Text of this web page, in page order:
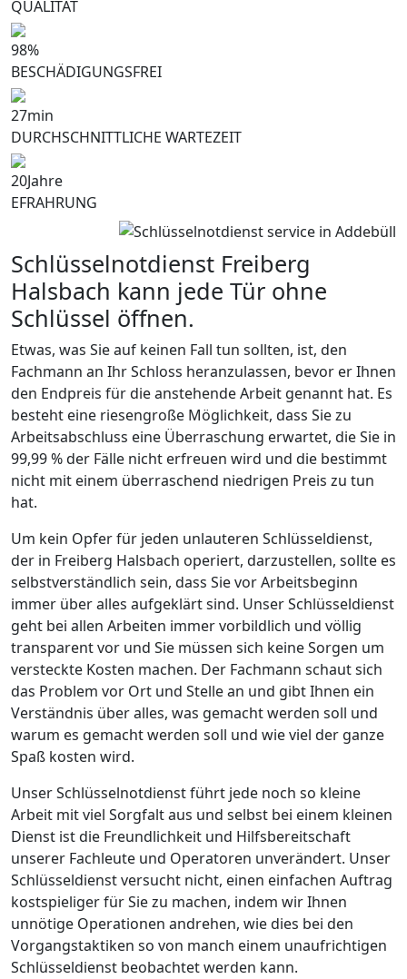
QUALITÄT
98%
BESCHÄDIGUNGSFREI
27min
DURCHSCHNITTLICHE WARTEZEIT
20Jahre
EFRAHRUNG
Schlüsselnotdienst Freiberg
Halsbach kann jede Tür ohne
Schlüssel öffnen.
Etwas, was Sie auf keinen Fall tun sollten, ist, den
Fachmann an Ihr Schloss heranzulassen, bevor er Ihnen
den Endpreis für die anstehende Arbeit genannt hat. Es
besteht eine riesengroße Möglichkeit, dass Sie zu
Arbeitsabschluss eine Überraschung erwartet, die Sie in
99,99 % der Fälle nicht erfreuen wird und die bestimmt
nicht mit einem überraschend niedrigen Preis zu tun
hat.
Um kein Opfer für jeden unlauteren Schlüsseldienst,
der in Freiberg Halsbach operiert, darzustellen, sollte es
selbstverständlich sein, dass Sie vor Arbeitsbeginn
immer über alles aufgeklärt sind. Unser Schlüsseldienst
geht bei allen Arbeiten immer vorbildlich und völlig
transparent vor und Sie müssen sich keine Sorgen um
versteckte Kosten machen. Der Fachmann schaut sich
das Problem vor Ort und Stelle an und gibt Ihnen ein
Verständnis über alles, was gemacht werden soll und
warum es gemacht werden soll und wie viel der ganze
Spaß kosten wird.
Unser Schlüsselnotdienst führt jede noch so kleine
Arbeit mit viel Sorgfalt aus und selbst bei einem kleinen
Dienst ist die Freundlichkeit und Hilfsbereitschaft
unserer Fachleute und Operatoren unverändert. Unser
Schlüsseldienst versucht nicht, einen einfachen Auftrag
kostspieliger für Sie zu machen, indem wir Ihnen
unnötige Operationen andrehen, wie dies bei den
Vorgangstaktiken so von manch einem unaufrichtigen
Schlüsseldienst beobachtet werden kann.